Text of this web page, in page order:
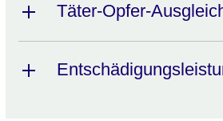
Täter-Opfer-